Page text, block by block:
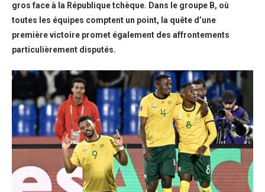
gros face à la République tchèque. Dans le groupe B, où
toutes les équipes comptent un point, la quête d’une
première victoire promet également des affrontements
particulièrement disputés.